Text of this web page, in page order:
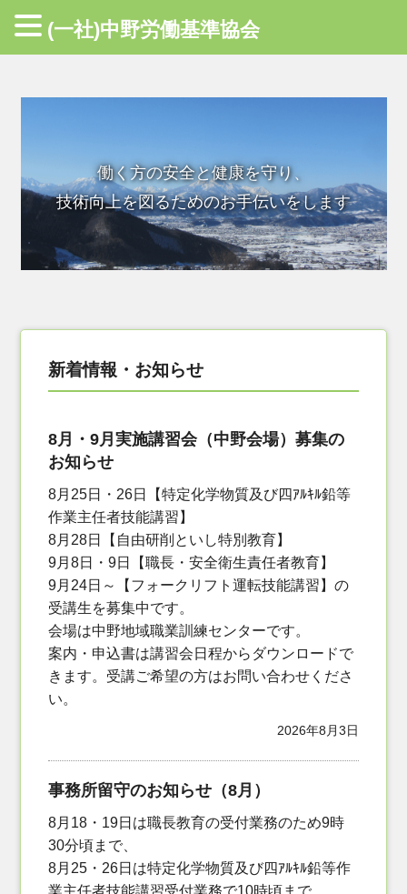
働く方の安全と健康を守り、
技術向上を図るためのお手伝いをします
新着情報・お知らせ
8月・9月実施講習会（中野会場）募集の
お知らせ
8月25日・26日【特定化学物質及び四ｱﾙｷﾙ鉛等
作業主任者技能講習】
8月28日【自由研削といし特別教育】
9月8日・9日【職長・安全衛生責任者教育】
9月24日～【フォークリフト運転技能講習】の
受講生を募集中です。
会場は中野地域職業訓練センターです。
案内・申込書は講習会日程からダウンロードで
きます。受講ご希望の方はお問い合わせくださ
い。
2026年8月3日
事務所留守のお知らせ（8月）
8月18・19日は職長教育の受付業務のため9時
30分頃まで、
8月25・26日は特定化学物質及び四ｱﾙｷﾙ鉛等作
業主任者技能講習受付業務で10時頃まで、
(一社)中野労働基準協会